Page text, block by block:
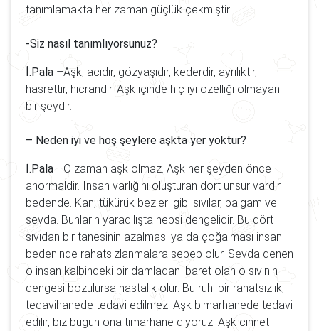
tanımlamakta her zaman güçlük çekmiştir.
-Siz nasıl tanımlıyorsunuz?
İ.Pala –Aşk; acıdır, gözyaşıdır, kederdir, ayrılıktır,
hasrettir, hicrandır. Aşk içinde hiç iyi özelliği olmayan
bir şeydir.
– Neden iyi ve hoş şeylere aşkta yer yoktur?
İ.Pala –O zaman aşk olmaz. Aşk her şeyden önce
anormaldir. İnsan varlığını oluşturan dört unsur vardır
bedende. Kan, tükürük bezleri gibi sıvılar, balgam ve
sevda. Bunların yaradılışta hepsi dengelidir. Bu dört
sıvıdan bir tanesinin azalması ya da çoğalması insan
bedeninde rahatsızlanmalara sebep olur. Sevda denen
o insan kalbindeki bir damladan ibaret olan o sıvının
dengesi bozulursa hastalık olur. Bu ruhi bir rahatsızlık,
tedavihanede tedavi edilmez. Aşk bimarhanede tedavi
edilir, biz bugün ona tımarhane diyoruz. Aşk cinnet